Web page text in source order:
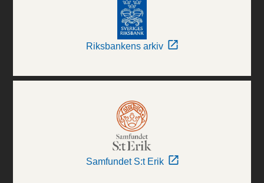
Riksbankens arkiv
Samfundet S:t Erik